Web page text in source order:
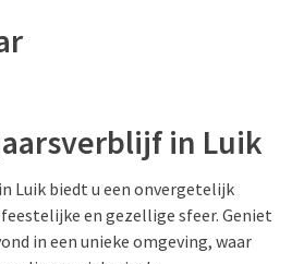
in Luik
Luik biedt u een onvergetelijk
en gezellige sfeer. Geniet
in een unieke omgeving, waar